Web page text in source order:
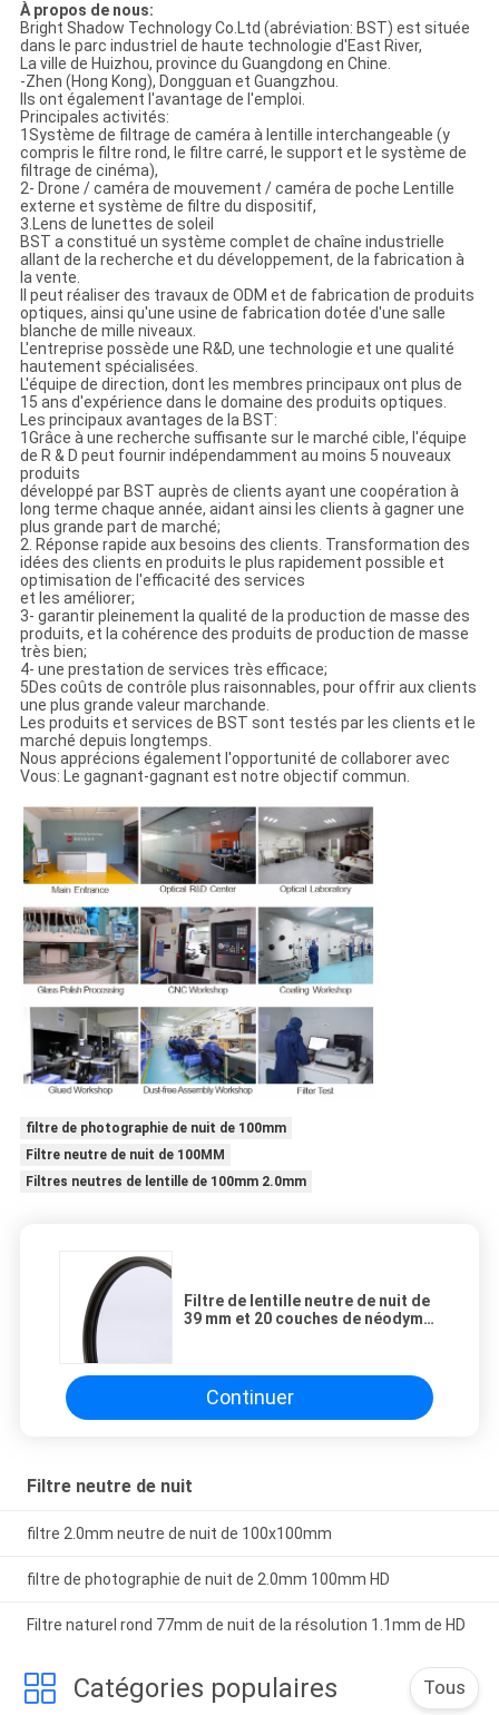
À propos de nous:
Bright Shadow Technology Co.Ltd (abréviation: BST) est située
dans le parc industriel de haute technologie d'East River,
La ville de Huizhou, province du Guangdong en Chine.
-Zhen (Hong Kong), Dongguan et Guangzhou.
Ils ont également l'avantage de l'emploi.
Principales activités:
1Système de filtrage de caméra à lentille interchangeable (y
compris le filtre rond, le filtre carré, le support et le système de
filtrage de cinéma),
2- Drone / caméra de mouvement / caméra de poche Lentille
externe et système de filtre du dispositif,
3.Lens de lunettes de soleil
BST a constitué un système complet de chaîne industrielle
allant de la recherche et du développement, de la fabrication à
la vente.
Il peut réaliser des travaux de ODM et de fabrication de produits
optiques, ainsi qu'une usine de fabrication dotée d'une salle
blanche de mille niveaux.
L'entreprise possède une R&D, une technologie et une qualité
hautement spécialisées.
L'équipe de direction, dont les membres principaux ont plus de
15 ans d'expérience dans le domaine des produits optiques.
Les principaux avantages de la BST:
1Grâce à une recherche suffisante sur le marché cible, l'équipe
de R & D peut fournir indépendamment au moins 5 nouveaux
produits
développé par BST auprès de clients ayant une coopération à
long terme chaque année, aidant ainsi les clients à gagner une
plus grande part de marché;
2. Réponse rapide aux besoins des clients. Transformation des
idées des clients en produits le plus rapidement possible et
optimisation de l'efficacité des services
et les améliorer;
3- garantir pleinement la qualité de la production de masse des
produits, et la cohérence des produits de production de masse
très bien;
4- une prestation de services très efficace;
5Des coûts de contrôle plus raisonnables, pour offrir aux clients
une plus grande valeur marchande.
Les produits et services de BST sont testés par les clients et le
marché depuis longtemps.
Nous apprécions également l'opportunité de collaborer avec
Vous: Le gagnant-gagnant est notre objectif commun.
filtre de photographie de nuit de 100mm
Filtre neutre de nuit de 100MM
Filtres neutres de lentille de 100mm 2.0mm
Filtre de lentille neutre de nuit de
39 mm et 20 couches de néodyme
Continuer
Filtre neutre de nuit
filtre 2.0mm neutre de nuit de 100x100mm
filtre de photographie de nuit de 2.0mm 100mm HD
Filtre naturel rond 77mm de nuit de la résolution 1.1mm de HD
Catégories populaires Tous